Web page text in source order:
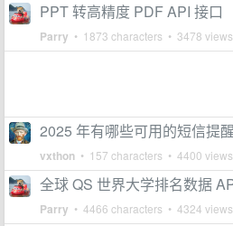
PPT 转高精度 PDF API 接口
Parry • 1873 characters • 3478 views
2025 年有哪些可用的短信提
vxthon • 157 characters • 4400 views
全球 QS 世界大学排名数据
Parry • 4466 characters • 4324 views